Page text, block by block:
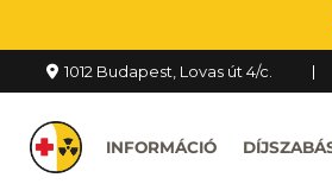
1012 Budapest, Lovas út 4/c.
INFORMÁCIÓ